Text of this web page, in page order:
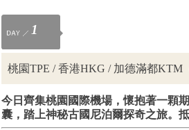
1
桃園TPE / 香港HKG / 加德滿都KTM
今日齊集桃園國際機場，懷抱著一顆
囊，踏上神秘古國尼泊爾探奇之旅。